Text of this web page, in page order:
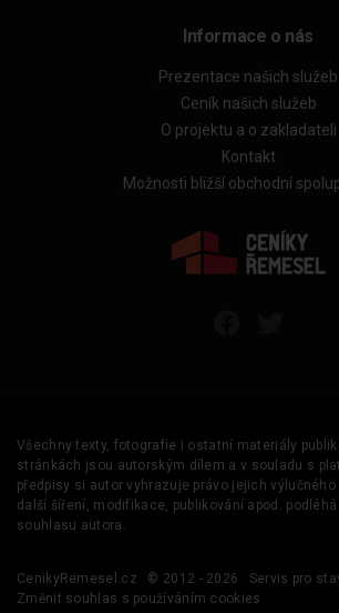
Informace o nás
Prezentace našich služeb
Ceník našich služeb
O projektu a o zakladateli
Kontakt
Možnosti bližší obchodní
Všechny texty, fotografie i ostatní materiály
stránkách jsou autorským dílem a v souladu s
předpisy si autor vyhrazuje právo jejich
další šíření, modifikace, publikování apod.
souhlasu autora.
CenikyRemesel.cz © 2012 - 2026
Servis pro
Změnit souhlas s používáním cookies